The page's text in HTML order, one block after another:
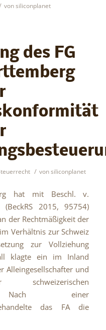
vonsiliconplanet
des FG
/ vonsiliconplanet
hat mit Beschl. v.
2015, 95754)
der Rechtmäßigkeit der
Verhältnis zur Schweiz
zur Vollziehung
klagte ein im Inland
Alleingesellschafter und
schweizerischen
Nach einer
das FA die